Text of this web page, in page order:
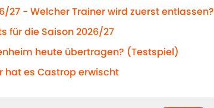
27 - Welcher Trainer wird zuerst entlassen?
für die Saison 2026/27
heute übertragen? (Testspiel)
hat es Castrop erwischt